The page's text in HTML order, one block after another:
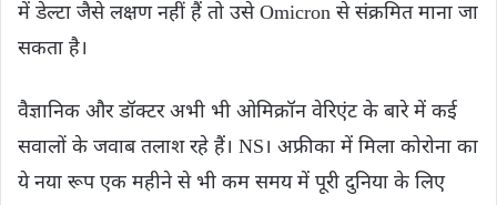
में डेल्टा जैसे लक्षण नहीं हैं तो उसे Omicron से संक्रमित माना जा
सकता है।
वैज्ञानिक और डॉक्टर अभी भी ओमिक्रॉन वेरिएंट के बारे में कई
सवालों के जवाब तलाश रहे हैं। NS। अफ्रीका में मिला कोरोना का
ये नया रूप एक महीने से भी कम समय में पूरी दुनिया के लिए